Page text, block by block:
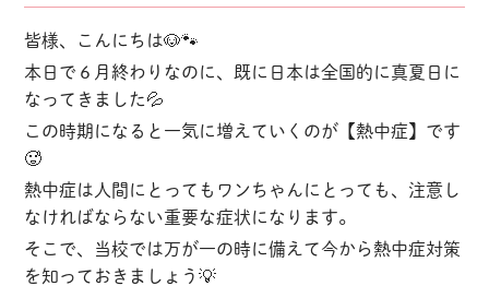
皆様、こんにちは🐶🐾
本日で６月終わりなのに、既に日本は全国的に真夏日に
なってきました💦
この時期になると一気に増えていくのが【熱中症】です
🥵
熱中症は人間にとってもワンちゃんにとっても、注意し
なければならない重要な症状になります。
そこで、当校では万が一の時に備えて今から熱中症対策
を知っておきましょう💡